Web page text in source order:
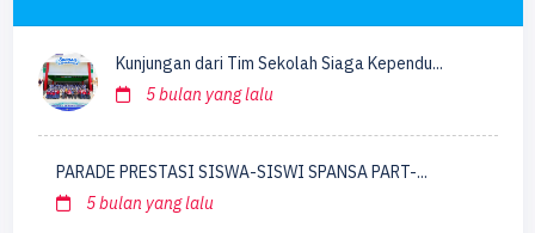
Kunjungan dari Tim Sekolah Siaga Kependu...
5 bulan yang lalu
PARADE PRESTASI SISWA-SISWI SPANSA PART-...
5 bulan yang lalu